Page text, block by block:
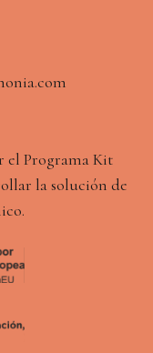
el Programa Kit
la solución de